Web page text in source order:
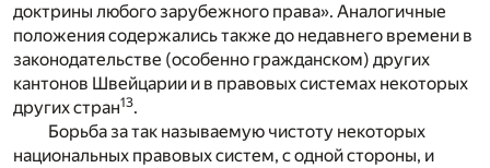
доктрины любого зарубежного права». Аналогичные
положения содержались также до недавнего времени в
законодательстве (особенно гражданском) других
кантонов Швейцарии и в правовых системах некоторых
других стран13.
Борьба за так называемую чистоту некоторых
национальных правовых систем, с одной стороны, и